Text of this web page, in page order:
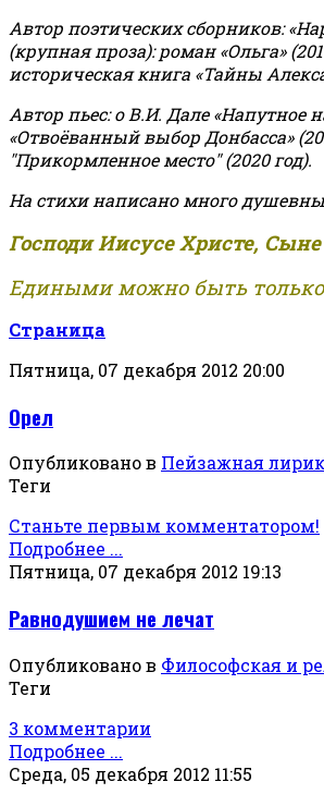
Автор поэтических сборников:
(крупная проза): роман «Ольга»
историческая книга «Тайны
Автор пьес: о В.И. Дале «Напутное
«Отвоёванный выбор Донбасса»
"Прикормленное место" (2020 год).
На стихи написано много
Господи Иисусе Христе,
Едиными можно быть только
Страница
Пятница, 07 декабря 2012 20:00
Орел
Опубликовано в Пейзажная
Теги
Станьте первым комментатором!
Подробнее ...
Пятница, 07 декабря 2012 19:13
Равнодушием не лечат
Опубликовано в Философская и
Теги
3 комментарии
Подробнее ...
Среда, 05 декабря 2012 11:55